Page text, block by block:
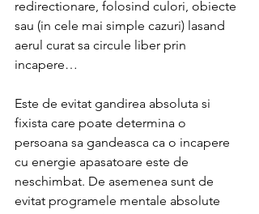
redirectionare, folosind culori, obiecte
sau (in cele mai simple cazuri) lasand
aerul curat sa circule liber prin
incapere…
Este de evitat gandirea absoluta si
fixista care poate determina o
persoana sa gandeasca ca o incapere
cu energie apasatoare este de
neschimbat. De asemenea sunt de
evitat programele mentale absolute